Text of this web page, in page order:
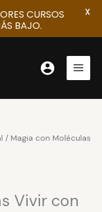
/ Magia con Moléculas
Vivir con
CURSOS
BAJO.
X